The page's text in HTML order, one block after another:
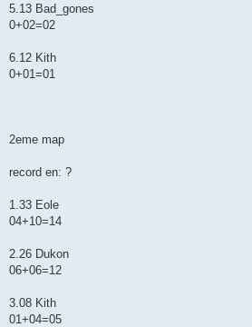
5.13 Bad_gones
0+02=02
6.12 Kith
0+01=01
2eme map
record en: ?
1.33 Eole
04+10=14
2.26 Dukon
06+06=12
3.08 Kith
01+04=05